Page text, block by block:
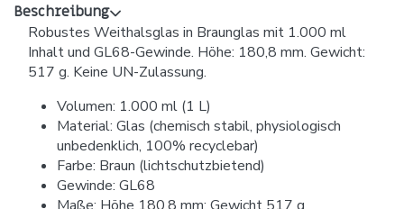
Beschreibung
Robustes Weithalsglas in Braunglas mit 1.000 ml
Inhalt und GL68-Gewinde. Höhe: 180,8 mm. Gewicht:
517 g. Keine UN-Zulassung.
Volumen: 1.000 ml (1 L)
Material: Glas (chemisch stabil, physiologisch
unbedenklich, 100% recyclebar)
Farbe: Braun (lichtschutzbietend)
Gewinde: GL68